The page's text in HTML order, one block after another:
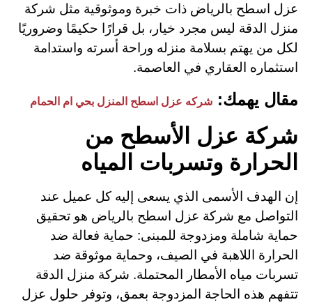
عزل اسطح بالرياض ذات خبرة وموثوقية مثل شركة
منزل الدقة ليس مجرد خيار، بل قرارًا حكيمًا وضروريًا
لكل من يهتم بسلامة منزله وراحة أسرته واستدامة
استثماره العقاري في العاصمة.
مقال يهمك: شركه عزل اسطح المنزل بحي ام الحمام
شركة عزل الأسطح من
الحرارة وتسربات المياه
إن الهدف الأسمى الذي يسعى إليه كل عميل عند
التواصل مع شركة عزل اسطح بالرياض هو تحقيق
حماية شاملة ومزدوجة للمبنى: حماية فعالة ضد
الحرارة اللاهبة في الصيف، وحماية موثوقة ضد
تسربات مياه الأمطار المحتملة. شركة منزل الدقة
تتفهم هذه الحاجة المزدوجة بعمق، وتوفر حلول عزل